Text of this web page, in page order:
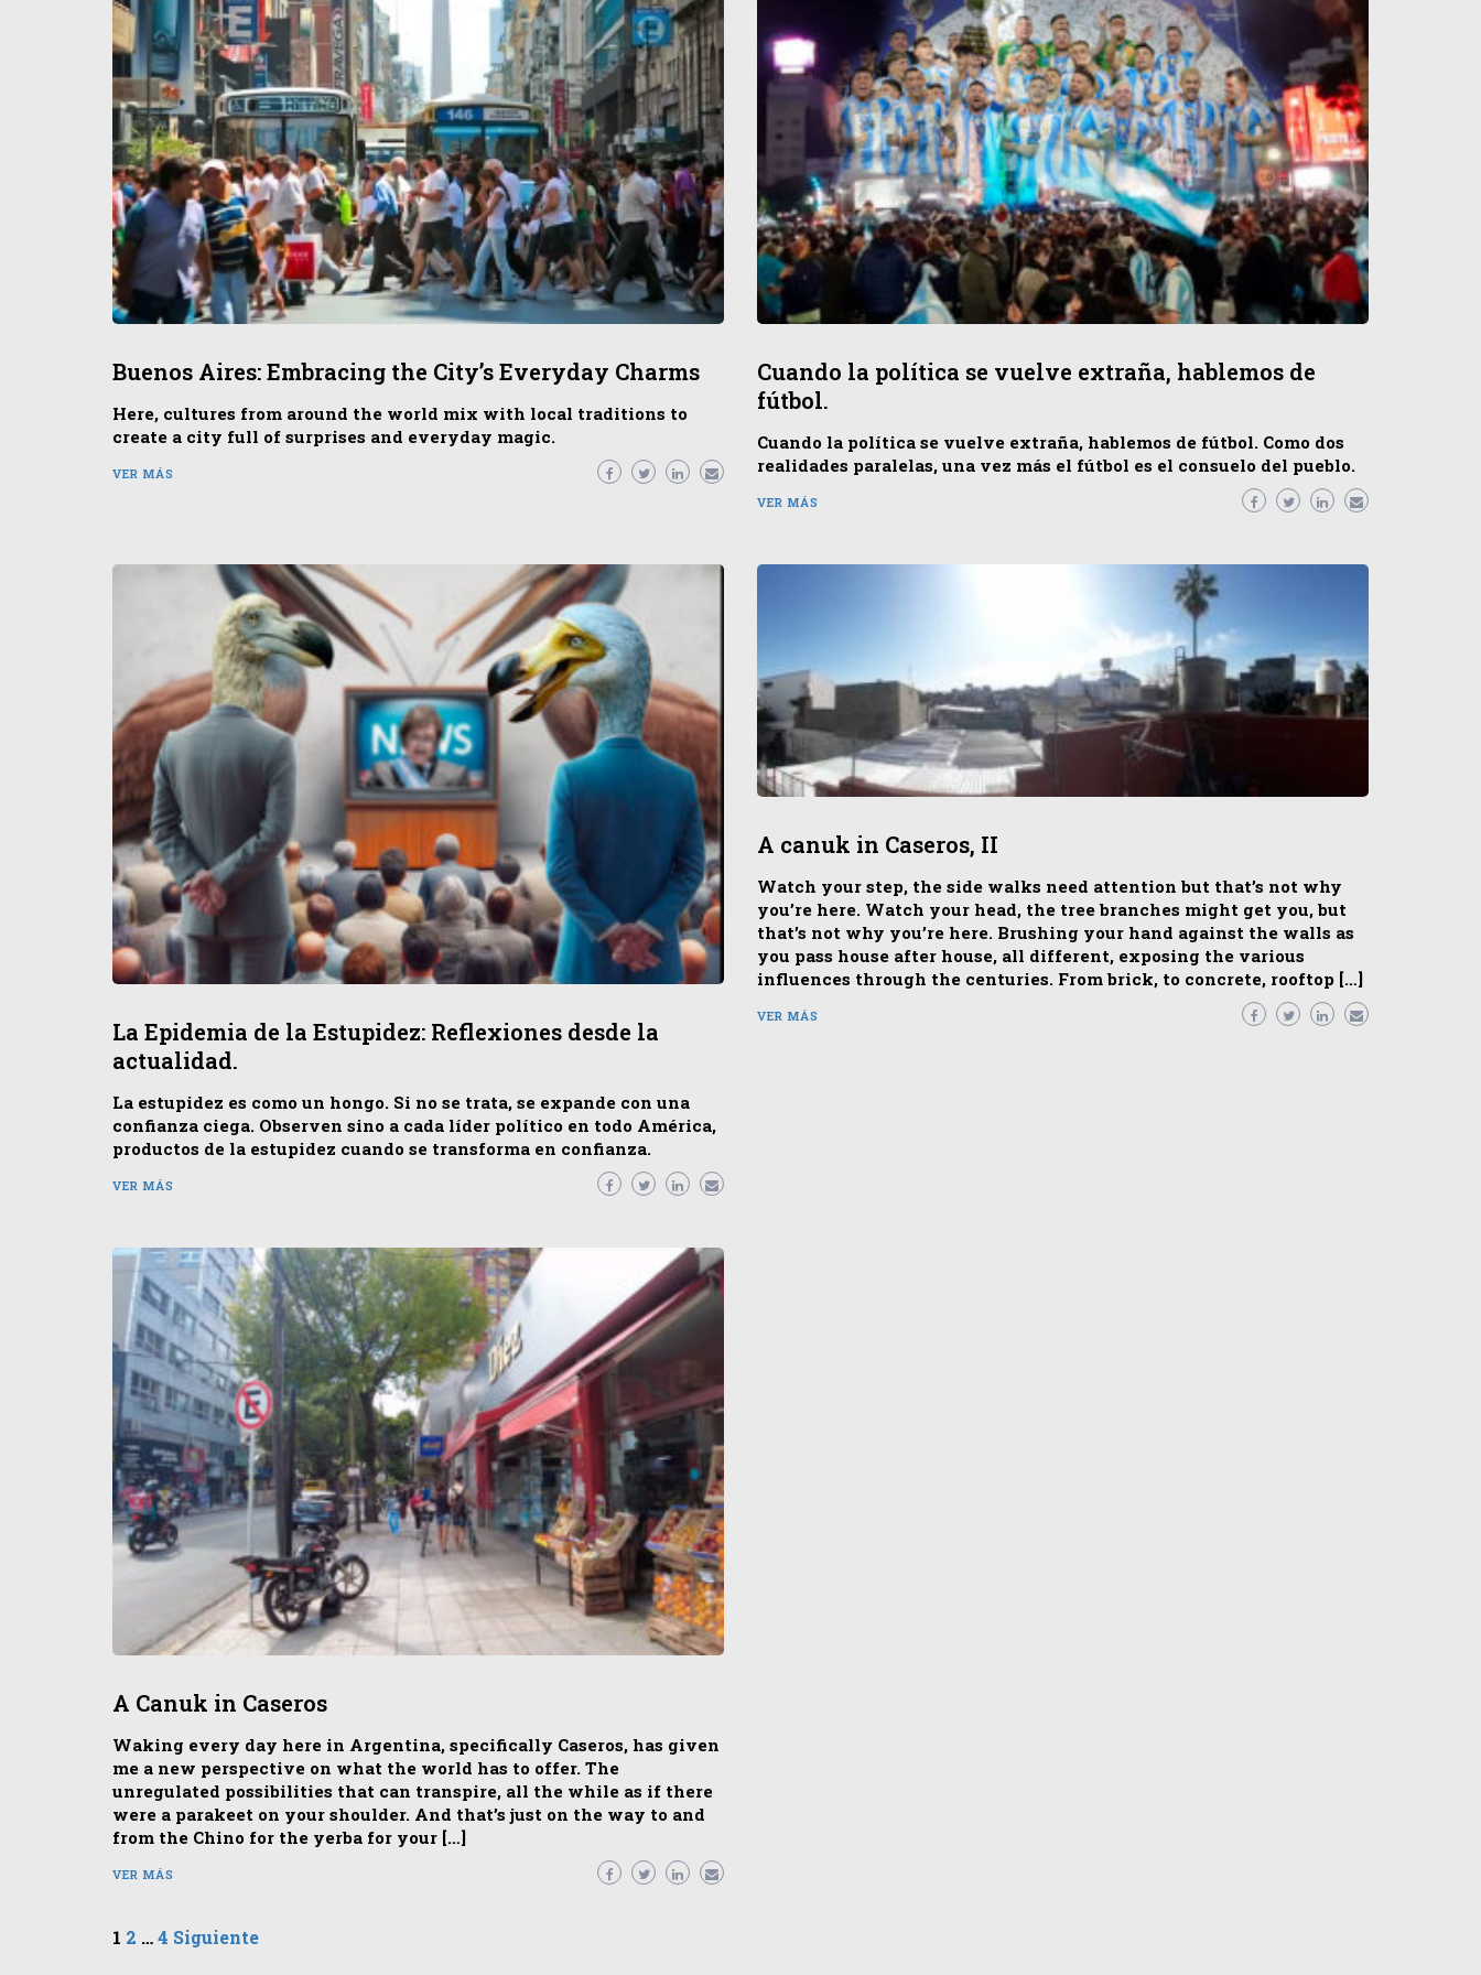
Buenos Aires: Embracing the City’s Everyday Charms
Here, cultures from around the world mix with local traditions to
create a city full of surprises and everyday magic.
VER MÁS
Cuando la política se vuelve extraña, hablemos de
fútbol.
Cuando la política se vuelve extraña, hablemos de fútbol. Como dos
realidades paralelas, una vez más el fútbol es el consuelo del pueblo.
VER MÁS
La Epidemia de la Estupidez: Reflexiones desde la
actualidad.
La estupidez es como un hongo. Si no se trata, se expande con una
confianza ciega. Observen sino a cada líder político en todo América,
productos de la estupidez cuando se transforma en confianza.
VER MÁS
A canuk in Caseros, II
Watch your step, the side walks need attention but that’s not why
you’re here. Watch your head, the tree branches might get you, but
that’s not why you’re here. Brushing your hand against the walls as
you pass house after house, all different, exposing the various
influences through the centuries. From brick, to concrete, rooftop […]
VER MÁS
A Canuk in Caseros
Waking every day here in Argentina, specifically Caseros, has given
me a new perspective on what the world has to offer. The
unregulated possibilities that can transpire, all the while as if there
were a parakeet on your shoulder. And that’s just on the way to and
from the Chino for the yerba for your […]
VER MÁS
Paginación
1 2 …4 Siguiente